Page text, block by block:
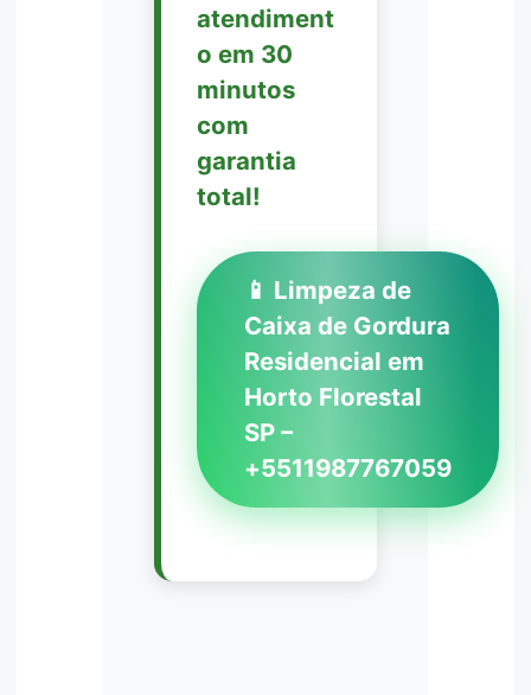
atendiment
o em 30
minutos
com
garantia
total!
📱 Limpeza de
Caixa de Gordura
Residencial em
Horto Florestal
SP –
+5511987767059